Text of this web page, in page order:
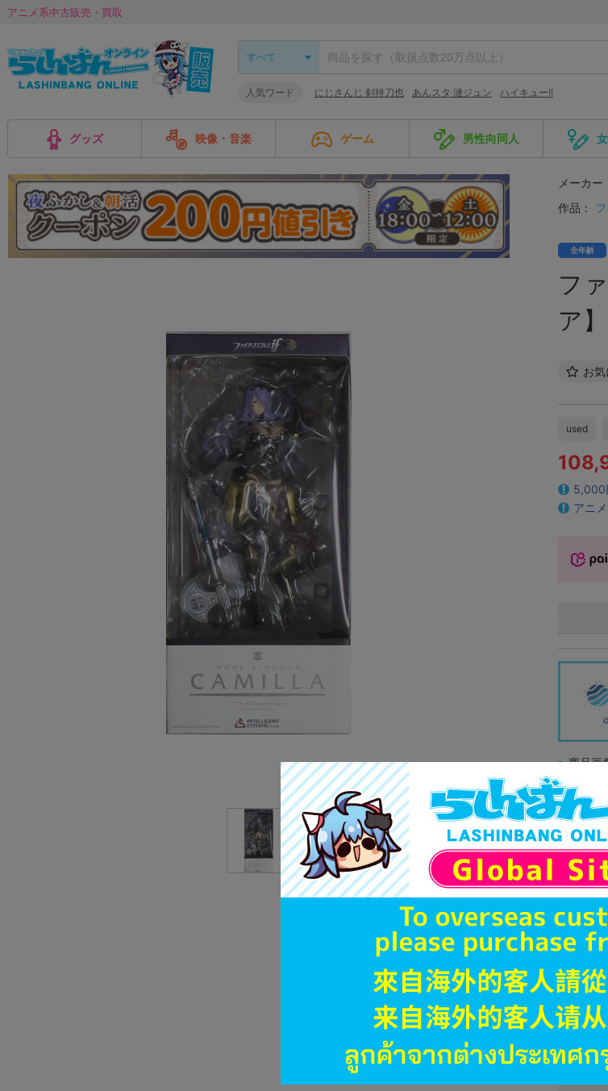
アニメ系中古販売・買取
人気ワード にじさんじ 剣持刀也 あんスタ 漣ジュン ハイキュー!!
グッズ 映像・音楽 ゲーム 男性向同人
メーカー
作品：
全年齢
フ
ア
お
used
5,000
アニ
商品画
販促物
商品名
「電
ゲーム
ディス
す。
※詳細に
JAN
商品
商品